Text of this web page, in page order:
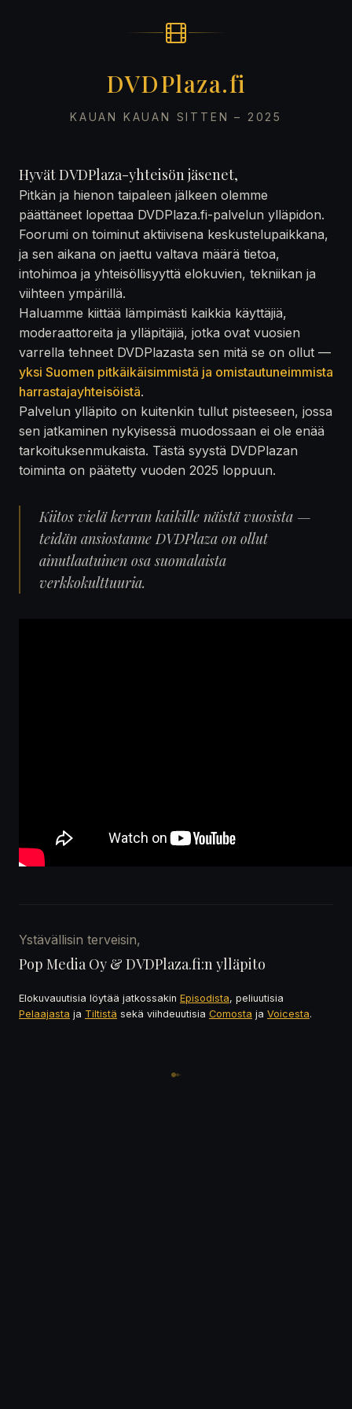
DVDPlaza.fi
KAUAN KAUAN SITTEN – 2025
Hyvät DVDPlaza-yhteisön jäsenet,
Pitkän ja hienon taipaleen jälkeen olemme
päättäneet lopettaa DVDPlaza.fi-palvelun ylläpidon.
Foorumi on toiminut aktiivisena keskustelupaikkana,
ja sen aikana on jaettu valtava määrä tietoa,
intohimoa ja yhteisöllisyyttä elokuvien, tekniikan ja
viihteen ympärillä.
Haluamme kiittää lämpimästi kaikkia käyttäjiä,
moderaattoreita ja ylläpitäjiä, jotka ovat vuosien
varrella tehneet DVDPlazasta sen mitä se on ollut —
yksi Suomen pitkäikäisimmistä ja omistautuneimmista
harrastajayhteisöistä.
Palvelun ylläpito on kuitenkin tullut pisteeseen, jossa
sen jatkaminen nykyisessä muodossaan ei ole enää
tarkoituksenmukaista. Tästä syystä DVDPlazan
toiminta on päätetty vuoden 2025 loppuun.
Kiitos vielä kerran kaikille näistä vuosista —
teidän ansiostanne DVDPlaza on ollut
ainutlaatuinen osa suomalaista
verkkokulttuuria.
Ystävällisin terveisin,
Pop Media Oy & DVDPlaza.fi:n ylläpito
Elokuvauutisia löytää jatkossakin Episodista, peliuutisia
Pelaajasta ja Tiltistä sekä viihdeuutisia Comosta ja Voicesta.